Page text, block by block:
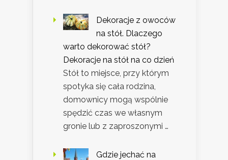
Dekoracje z owoców
na stół. Dlaczego
warto dekorować stół?
Dekoracje na stół na co dzień
Stół to miejsce, przy którym
spotyka się cała rodzina,
domownicy mogą wspólnie
spędzić czas we własnym
gronie lub z zaproszonymi …
Gdzie jechać na